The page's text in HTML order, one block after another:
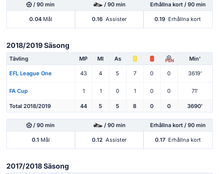
/ 90 min / 90 min Erhållna kort / 90 min
0.04Mål 0.16 Assister 0.19 Erhållna kort
2018/2019 Säsong
Tävling MP Ml As PEN Min'
EFL League One 43 4 5 7 0 0 3619'
FA Cup 1 1 0 1 0 0 71'
Total 2018/2019 44 5 5 8 0 0 3690'
/ 90 min / 90 min Erhållna kort / 90 min
0.1 Mål 0.12 Assister 0.17 Erhållna kort
2017/2018 Säsong